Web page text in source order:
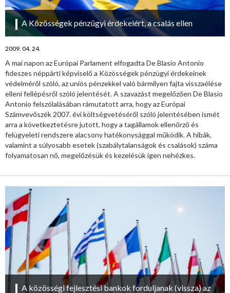
A Közösségek pénzügyi érdekeiért, a csalás ellen
2009. 04. 24.
A mai napon az Európai Parlament elfogadta De Blasio Antonio
fideszes néppárti képviselő a Közösségek pénzügyi érdekeinek
védelméről szóló, az uniós pénzekkel való bármilyen fajta visszaélése
elleni fellépésről szóló jelentését. A szavazást megelőzően De Blasio
Antonio felszólalásában rámutatott arra, hogy az Európai
Számvevőszék 2007. évi költségvetéséről szóló jelentésében ismét
arra a következtetésre jutott, hogy a tagállamok ellenőrző és
felügyeleti rendszere alacsony hatékonysággal működik. A hibák,
valamint a súlyosabb esetek (szabálytalanságok és csalások) száma
folyamatosan nő, megelőzésük és kezelésük igen nehézkes.
A közösségi fejlesztési bankok forduljanak (vissza) az